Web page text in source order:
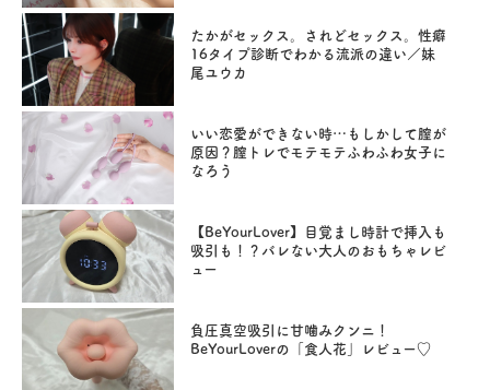
たかがセックス。されどセックス。性癖
16タイプ診断でわかる流派の違い／妹
尾ユウカ
いい恋愛ができない時…もしかして膣が
原因？膣トレでモテモテふわふわ女子に
なろう
【BeYourLover】目覚まし時計で挿入も
吸引も！？バレない大人のおもちゃレビ
ュー
負圧真空吸引に甘噛みクンニ！
BeYourLoverの「食人花」レビュー♡